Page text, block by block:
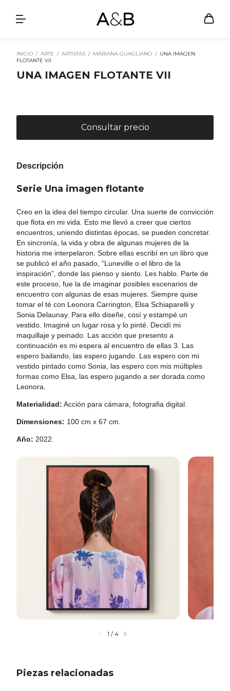
1 /4
INICIO / ARTE / ARTISTAS / MARIANA GUAGLIANO / UNA IMAGEN
FLOTANTE VII
UNA IMAGEN FLOTANTE VII
Descripción
Serie Una imagen flotante
Creo en la idea del tiempo circular. Una suerte de convicción
que flota en mi vida. Esto me llevó a creer que ciertos
encuentros, uniendo distintas épocas, se pueden concretar.
En sincronía, la vida y obra de algunas mujeres de la
historia me interpelaron. Sobre ellas escribí en un libro que
se publicó el año pasado, “Luneville o el libro de la
inspiración”, donde las pienso y siento. Les hablo. Parte de
este proceso, fue la de imaginar posibles escenarios de
encuentro con algunas de esas mujeres. Siempre quise
tomar el té con Leonora Carrington, Elsa Schiaparelli y
Sonia Delaunay. Para ello diseñe, cosí y estampé un
vestido. Imaginé un lugar rosa y lo pinté. Decidí mi
maquillaje y peinado. Las acción que presento a
continuación es mi espera al encuentro de ellas 3. Las
espero bailando, las espero jugando. Las espero con mi
vestido pintado como Sonia, las espero con mis múltiples
formas como Elsa, las espero jugando a ser dorada como
Leonora.
Materialidad: Acción para cámara, fotografia digital.
Dimensiones: 100 cm x 67 cm.
Año: 2022.
Piezas relacionadas